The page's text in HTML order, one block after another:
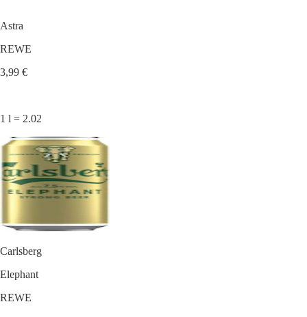
Astra
REWE
3,99 €
1 l = 2.02
Carlsberg
Elephant
REWE